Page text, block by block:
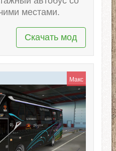
местами.
Скачать мод
Макс